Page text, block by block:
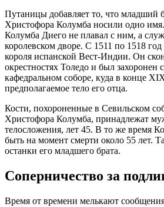
Путаницы добавляет то, что младший
Христофора Колумба носили одно
Колумба Диего не плавал с ним, а
королевском дворе. С 1511 по 1518
короля испанской Вест-Индии. Он
окрестностях Толедо и был захоронен
кафедральном соборе, куда в конце
предполагаемое тело его отца.
Кости, похороненные в Севильском
Христофора Колумба, принадлежат
телосложения, лет 45. В то же время
быть на момент смерти около 55 лет.
останки его младшего брата.
Соперничество за
Время от времени мелькают